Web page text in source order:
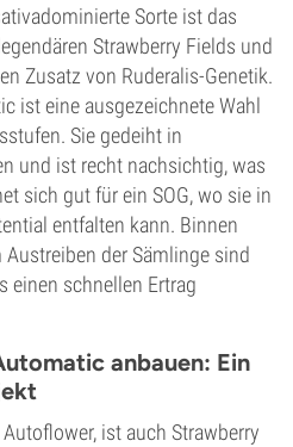
Sorte ist das
Strawberry Fields und
Zusatz von Ruderalis-Genetik.
ist eine ausgezeichnete Wahl
Sie gedeiht in
und ist recht nachsichtig, was
sich gut für ein SOG, wo sie in
entfalten kann. Binnen
der Sämlinge sind
einen schnellen Ertrag
anbauen: Ein
ist auch Strawberry